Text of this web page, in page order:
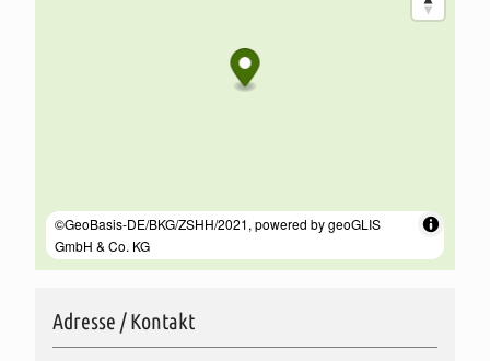
Adresse / Kontakt